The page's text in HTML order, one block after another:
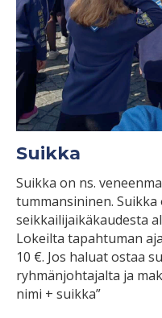
Suikka
Suikka on ns.
tummansininen.
seikkailijaikäkaudesta
Lokeilta tapahtuman
10 €. Jos haluat ostaa
ryhmänjohtajalta ja
nimi + suikka”